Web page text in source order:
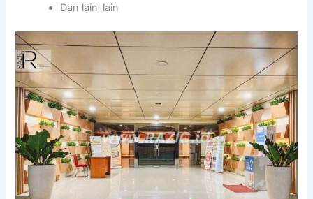
Dan lain-lain